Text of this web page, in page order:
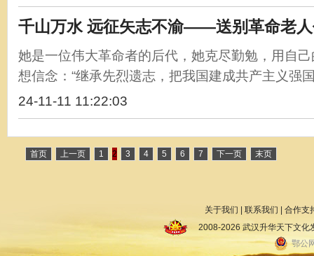
千山万水 远征矢志不渝——送别革命老
她是一位伟大革命者的后代，她克尽勤勉，用自
想信念：“继承先烈遗志，把我国建成共产主义强
24-11-11 11:22:03
首页 上一页 1 2 3 4 5 6 7 下一页 末页
关于我们 联系我们
合作支
2008-2026 武汉升华天下文
鄂公